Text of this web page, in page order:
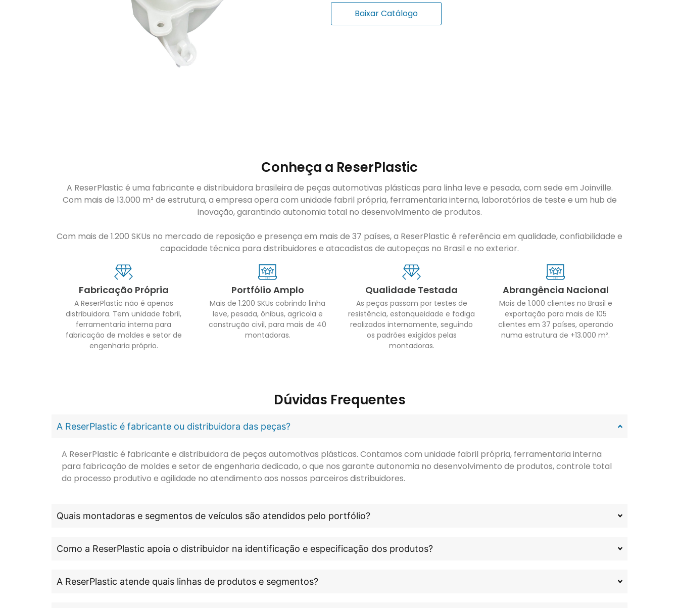
Baixar Catálogo
Conheça a ReserPlastic
A ReserPlastic é uma fabricante e distribuidora brasileira de peças automotivas plásticas para linha leve e pesada, com sede em Joinville.
Com mais de 13.000 m² de estrutura, a empresa opera com unidade fabril própria, ferramentaria interna, laboratórios de teste e um hub de
inovação, garantindo autonomia total no desenvolvimento de produtos.
Com mais de 1.200 SKUs no mercado de reposição e presença em mais de 37 países, a ReserPlastic é referência em qualidade, confiabilidade e
capacidade técnica para distribuidores e atacadistas de autopeças no Brasil e no exterior.
Fabricação Própria
A ReserPlastic não é apenas
distribuidora. Tem unidade fabril,
ferramentaria interna para
fabricação de moldes e setor de
engenharia próprio.
Portfólio Amplo
Mais de 1.200 SKUs cobrindo linha
leve, pesada, ônibus, agrícola e
construção civil, para mais de 40
montadoras.
Qualidade Testada
As peças passam por testes de
resistência, estanqueidade e fadiga
realizados internamente, seguindo
os padrões exigidos pelas
montadoras.
Abrangência Nacional
Mais de 1.000 clientes no Brasil e
exportação para mais de 105
clientes em 37 países, operando
numa estrutura de +13.000 m².
Dúvidas Frequentes
A ReserPlastic é fabricante ou distribuidora das peças?
A ReserPlastic é fabricante e distribuidora de peças automotivas plásticas. Contamos com unidade fabril própria, ferramentaria interna
para fabricação de moldes e setor de engenharia dedicado, o que nos garante autonomia no desenvolvimento de produtos, controle total
do processo produtivo e agilidade no atendimento aos nossos parceiros distribuidores.
Quais montadoras e segmentos de veículos são atendidos pelo portfólio?
Como a ReserPlastic apoia o distribuidor na identificação e especificação dos produtos?
A ReserPlastic atende quais linhas de produtos e segmentos?